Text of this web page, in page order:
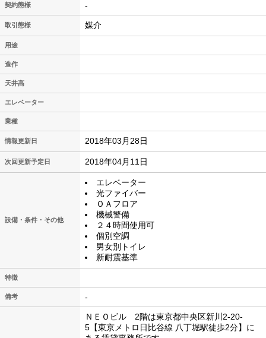
契約態様 -
取引態様 媒介
用途
造作
天井高
エレベーター
業種
情報更新日 2018年03月28日
次回更新予定日 2018年04月11日
設備・条件・その他
エレベーター
光ファイバー
ＯＡフロア
機械警備
２４時間使用可
個別空調
男女別トイレ
新耐震基準
特徴
備考 -
ＮＥＯビル 2階は東京都中央区新川2-20-
5【東京メトロ日比谷線 八丁堀駅徒歩2分】に